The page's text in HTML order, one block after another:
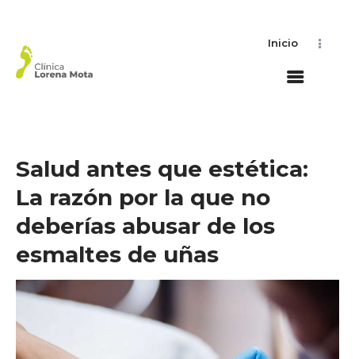
Inicio
Salud antes que estética:
La razón por la que no
deberías abusar de los
esmaltes de uñas